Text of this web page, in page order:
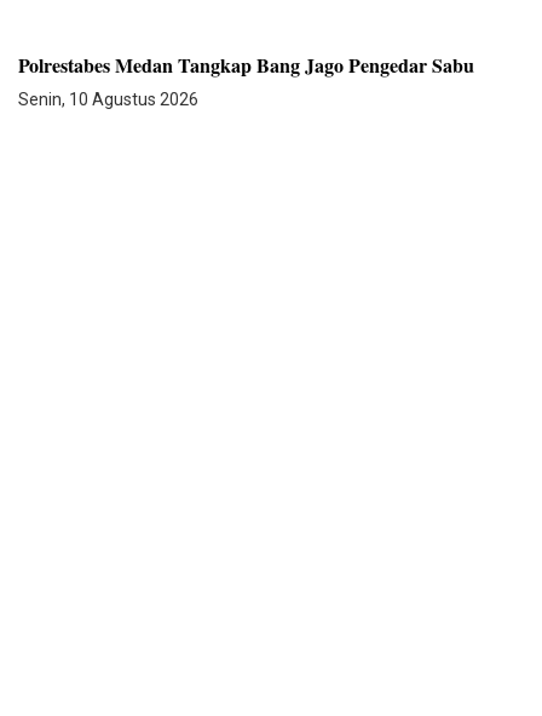
Polrestabes Medan Tangkap Bang Jago Pengedar Sabu
Senin, 10 Agustus 2026